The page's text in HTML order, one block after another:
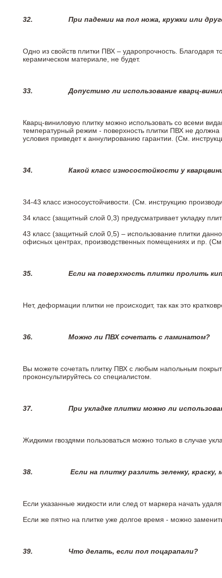
32. При падении на пол ножа, кружки или
Одно из свойств плитки ПВХ – ударопрочность. Благодаря
керамическом материале, не будет.
33.Допустимо ли использование кварц-
Кварц-виниловую плитку можно использовать со всеми
температурный режим - поверхность плитки ПВХ не
условия приведет к аннулированию гарантии. (См.
34. Какой класс износостойкости у
34-43 класс износоустойчивости. (См. инструкцию
34 класс (защитный слой 0,3) предусматривает укладку
43 класс (защитный слой 0,5) – использование плитки
офисных центрах, производственных помещениях и пр.
35. Если на поверхность плитки пролить
Нет, деформации плитки не происходит, так как это
36. Можно ли ПВХ сочетать с ламинатом?
Вы можете сочетать плитку ПВХ с любым напольным
проконсультируйтесь со специалистом.
37. При укладке плитки можно ли
Жидкими гвоздями пользоваться можно только в случае
38. Если на плитку разлить зеленку,
Если указанные жидкости или след от маркера начать
Если же пятно на плитке уже долгое время - можно
39. Что делать, если пол поцарапали?